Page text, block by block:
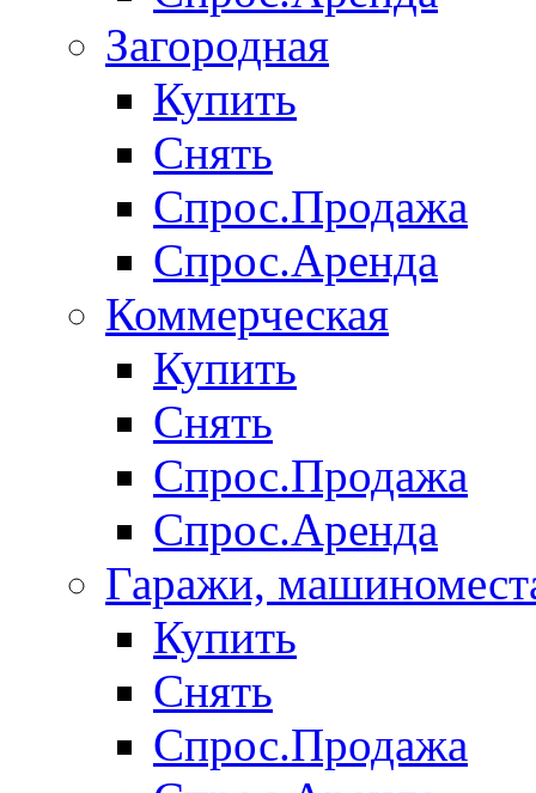
Загородная
Купить
Снять
Спрос.Продажа
Спрос.Аренда
Коммерческая
Купить
Снять
Спрос.Продажа
Спрос.Аренда
Гаражи,
Купить
Снять
Спрос.Продажа